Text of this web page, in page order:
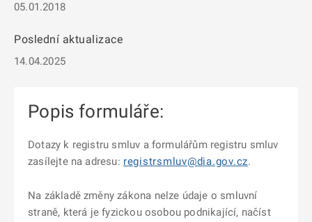
05.01.2018
Poslední aktualizace
14.04.2025
Popis formuláře:
Dotazy k registru smluv a formulářům registru smluv
zasílejte na adresu: registrsmluv@dia.gov.cz.
Na základě změny zákona nelze údaje o smluvní
straně, která je fyzickou osobou podnikající, načíst